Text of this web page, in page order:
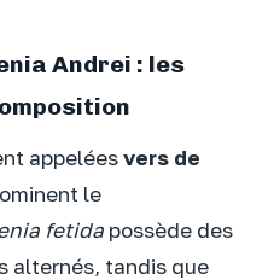
Andrei : les
appeléesvers de
le
fetida possède des
alternés, tandis que